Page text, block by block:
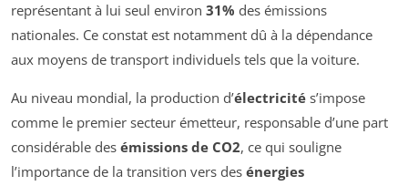
représentant à lui seul environ 31% des émissions
nationales. Ce constat est notamment dû à la dépendance
aux moyens de transport individuels tels que la voiture.
Au niveau mondial, la production d’électricité s’impose
comme le premier secteur émetteur, responsable d’une part
considérable des émissions de CO2, ce qui souligne
l’importance de la transition vers des énergies